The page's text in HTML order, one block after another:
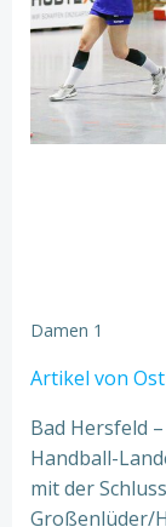
Damen 1
Artikel von
Bad Hersfeld
Handball-
mit der
Großenlüder/